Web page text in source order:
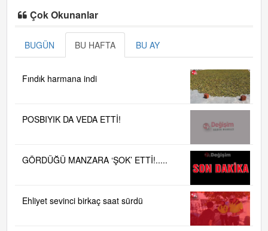
Çok Okunanlar
BUGÜN BU HAFTA BU AY
Fındık harmana indi
POSBIYIK DA VEDA ETTİ!
GÖRDÜĞÜ MANZARA ‘ŞOK’ ETTİ!.....
Ehliyet sevinci birkaç saat sürdü